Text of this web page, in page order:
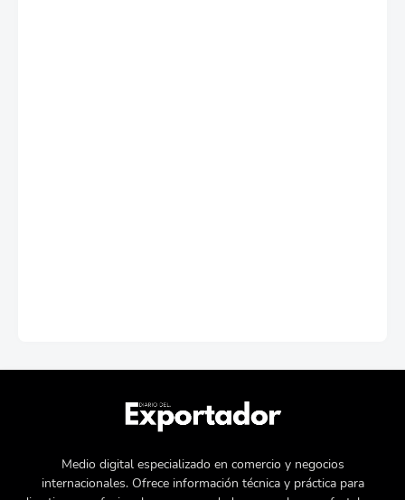
Medio digital especializado en comercio y negocios
internacionales. Ofrece información técnica y práctica para